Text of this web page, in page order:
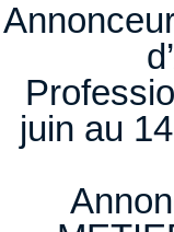
juin au